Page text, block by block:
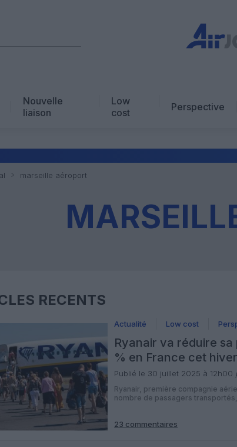
Nouvelle
liaison
Low
cost
Perspective
marseille aéroport
RÉCENTS
Actualité Low cost
Ryanair va réduire sa
% en France cet
taxes
Publié le 30 juillet 2025 à 12h00
Ryanair, première compagnie
nombre de passagers
opérations en France pour l’hiver
low-cost va ainsi diminuer de 13%
territoire, ce qui se matérialise
23 commentaires